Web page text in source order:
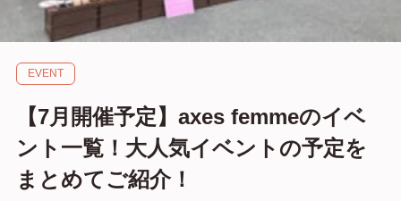
EVENT
【7月開催予定】axes femmeのイベ
ント一覧！大人気イベントの予定を
まとめてご紹介！